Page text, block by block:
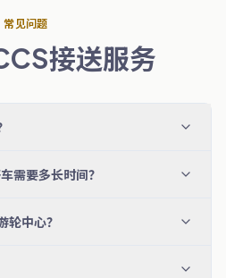
常见问题
接送服务
需要多长时间？
轮中心？